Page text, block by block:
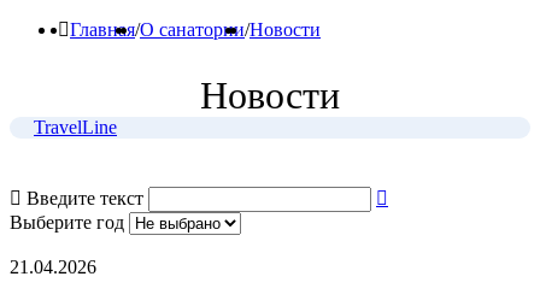
Главная/О санатории/Новости
Новости
TravelLine
Введите текст
Выберите год
21.04.2026